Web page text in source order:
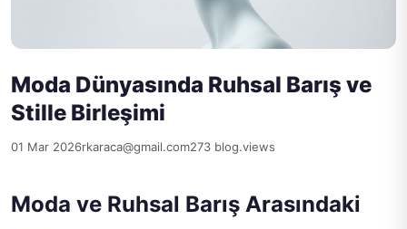
Moda Dünyasında Ruhsal Barış ve
Stille Birleşimi
01 Mar 2026rkaraca@gmail.com273 blog.views
Moda ve Ruhsal Barış Arasındaki